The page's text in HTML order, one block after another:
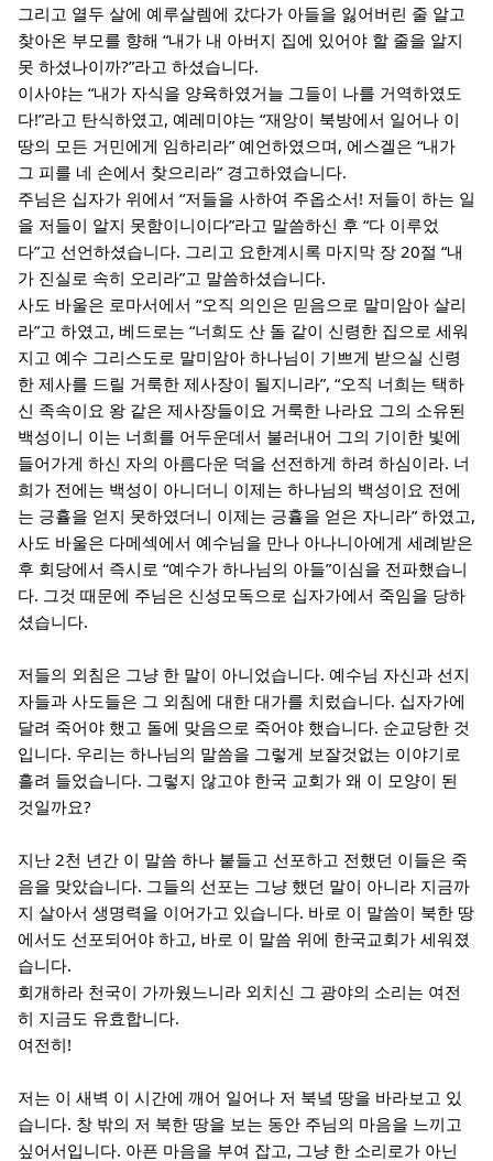
그리고 열두 살에 예루살렘에 갔다가 아들을 잃어버린 줄 알고
찾아온 부모를 향해 “내가 내 아버지 집에 있어야 할 줄을 알지
못 하셨나이까?”라고 하셨습니다.
이사야는 “내가 자식을 양육하였거늘 그들이 나를 거역하였도
다!”라고 탄식하였고, 예레미야는 “재앙이 북방에서 일어나 이
땅의 모든 거민에게 임하리라” 예언하였으며, 에스겔은 “내가
그 피를 네 손에서 찾으리라” 경고하였습니다.
주님은 십자가 위에서 “저들을 사하여 주옵소서! 저들이 하는 일
을 저들이 알지 못함이니이다”라고 말씀하신 후 “다 이루었
다”고 선언하셨습니다. 그리고 요한계시록 마지막 장 20절 “내
가 진실로 속히 오리라”고 말씀하셨습니다.
사도 바울은 로마서에서 “오직 의인은 믿음으로 말미암아 살리
라”고 하였고, 베드로는 “너희도 산 돌 같이 신령한 집으로 세워
지고 예수 그리스도로 말미암아 하나님이 기쁘게 받으실 신령
한 제사를 드릴 거룩한 제사장이 될지니라”, “오직 너희는 택하
신 족속이요 왕 같은 제사장들이요 거룩한 나라요 그의 소유된
백성이니 이는 너희를 어두운데서 불러내어 그의 기이한 빛에
들어가게 하신 자의 아름다운 덕을 선전하게 하려 하심이라. 너
희가 전에는 백성이 아니더니 이제는 하나님의 백성이요 전에
는 긍휼을 얻지 못하였더니 이제는 긍휼을 얻은 자니라” 하였고,
사도 바울은 다메섹에서 예수님을 만나 아나니아에게 세례받은
후 회당에서 즉시로 “예수가 하나님의 아들”이심을 전파했습니
다. 그것 때문에 주님은 신성모독으로 십자가에서 죽임을 당하
셨습니다.
저들의 외침은 그냥 한 말이 아니었습니다. 예수님 자신과 선지
자들과 사도들은 그 외침에 대한 대가를 치렀습니다. 십자가에
달려 죽어야 했고 돌에 맞음으로 죽어야 했습니다. 순교당한 것
입니다. 우리는 하나님의 말씀을 그렇게 보잘것없는 이야기로
흘려 들었습니다. 그렇지 않고야 한국 교회가 왜 이 모양이 된
것일까요?
지난 2천 년간 이 말씀 하나 붙들고 선포하고 전했던 이들은 죽
음을 맞았습니다. 그들의 선포는 그냥 했던 말이 아니라 지금까
지 살아서 생명력을 이어가고 있습니다. 바로 이 말씀이 북한 땅
에서도 선포되어야 하고, 바로 이 말씀 위에 한국교회가 세워졌
습니다.
회개하라 천국이 가까웠느니라 외치신 그 광야의 소리는 여전
히 지금도 유효합니다.
여전히!
저는 이 새벽 이 시간에 깨어 일어나 저 북녘 땅을 바라보고 있
습니다. 창 밖의 저 북한 땅을 보는 동안 주님의 마음을 느끼고
싶어서입니다. 아픈 마음을 부여 잡고, 그냥 한 소리로가 아닌